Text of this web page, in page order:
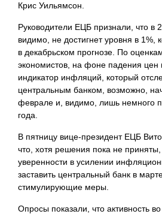
Крис Уильямсон.
Руководители ЕЦБ признали, что в
видимо, не достигнет уровня в 1%,
в декабрьском прогнозе. По
экономистов, на фоне падения
индикатор инфляций, который
центральным банком, возможно,
феврале и, видимо, лишь немного
года.
В пятницу вице-президент ЕЦБ
что, хотя решения пока не приняты,
уверенности в усилении
заставить центральный банк в
стимулирующие меры.
Опросы показали, что активность